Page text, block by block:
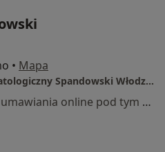
• Mapa
Prywatny Gabinet Stomatologiczny Spandowski Włodzimierz
Specjalista nie oferuje umawiania online pod tym adresem.